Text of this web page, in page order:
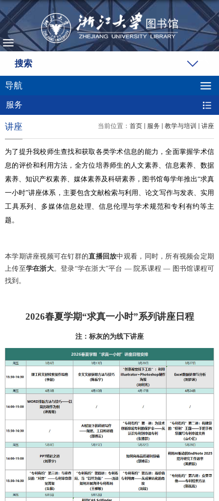
搜索
导航
服务
当前位置： 首页 服务 教学与培训 讲座
讲座
为了提升我校师生查找和获取各类学术信息的能力，全面掌握学术信
息的评价和利用方法，全方位培养师生的人文素养、信息素养、数据
素养、知识产权素养、媒体素养及科研素养，图书馆每学年推出“求真
一小时”讲座体系，主要包含文献检索与利用、论文写作与发表、实用
工具系列、多媒体信息处理、信息伦理与学术规范和专利有约等主
题。
本学期讲座视频可在钉群的直播回放中观看，同时，所有视频会定期
上传至学在浙大。登录“学在浙大”平台 — 院系课程 — 图书馆课程可
找到。
2026春夏学期“求真一小时”系列讲座日程
注：标灰的为线下讲座